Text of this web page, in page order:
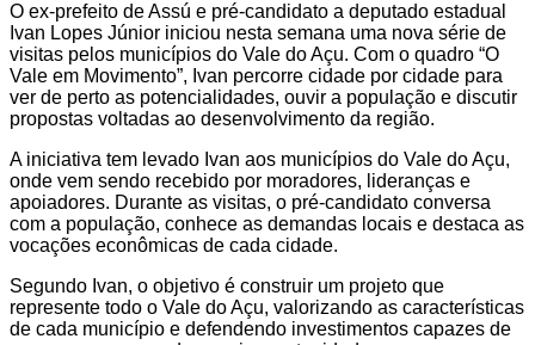
O ex-prefeito de Assú e pré-candidato a deputado estadual
Ivan Lopes Júnior iniciou nesta semana uma nova série de
visitas pelos municípios do Vale do Açu. Com o quadro “O
Vale em Movimento”, Ivan percorre cidade por cidade para
ver de perto as potencialidades, ouvir a população e discutir
propostas voltadas ao desenvolvimento da região.
A iniciativa tem levado Ivan aos municípios do Vale do Açu,
onde vem sendo recebido por moradores, lideranças e
apoiadores. Durante as visitas, o pré-candidato conversa
com a população, conhece as demandas locais e destaca as
vocações econômicas de cada cidade.
Segundo Ivan, o objetivo é construir um projeto que
represente todo o Vale do Açu, valorizando as características
de cada município e defendendo investimentos capazes de